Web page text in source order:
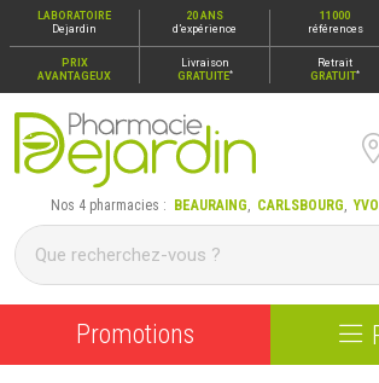
LABORATOIRE
Dejardin
20 ANS
d’expérience
11000
références
PRIX
AVANTAGEUX
Livraison
GRATUITE*
Retrait
GRATUIT*
Pharmacie Dejardin Nos 4 pharmacies :
Nos 4 pharmacies : BEAURAING, CARLSBOURG,
Promotions